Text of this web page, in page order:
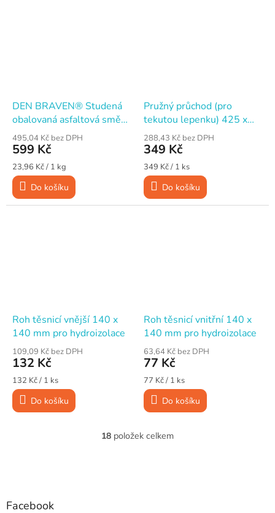
DEN BRAVEN® Studená
obalovaná asfaltová směs
DenBit RB, 25 kg
495,04 Kč bez DPH
599 Kč
Měrná
cena:
23,96 Kč / 1 kg
Do košíku
Pružný průchod (pro
tekutou lepenku) 425 x
425 mm
288,43 Kč bez DPH
349 Kč
Měrná
cena:
349 Kč / 1 ks
Do košíku
Roh těsnicí vnější 140 x
140 mm pro hydroizolace
109,09 Kč bez DPH
132 Kč
Měrná
cena:
132 Kč / 1 ks
Do košíku
Roh těsnicí vnitřní 140 x
140 mm pro hydroizolace
63,64 Kč bez DPH
77 Kč
Měrná
cena:
77 Kč / 1 ks
Do košíku
O
18 položek celkem
Facebook